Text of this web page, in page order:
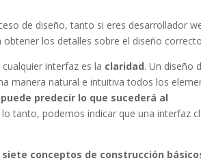
de diseño, tanto si eres desarrollador
los detalles sobre el diseño
interfaz es la claridad. Un diseño
manera natural e intuitiva todos los
predecir lo que sucederá al
lo tanto, podemos indicar que una interfaz
siete conceptos de construcción